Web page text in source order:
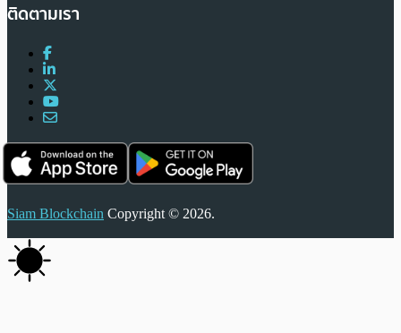
ติดตามเรา
Siam Blockchain Copyright © 2026.